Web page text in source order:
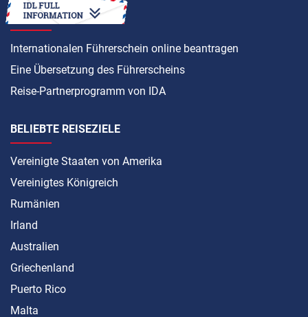
ANLEITUNG
Internationalen Führerschein online beantragen
Eine Übersetzung des Führerscheins
Reise-Partnerprogramm von IDA
BELIEBTE REISEZIELE
Vereinigte Staaten von Amerika
Vereinigtes Königreich
Rumänien
Irland
Australien
Griechenland
Puerto Rico
Malta